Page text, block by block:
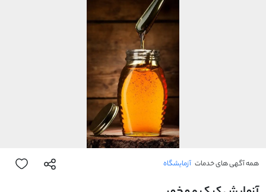
همه آگهی های خدمات آزمایشگاه